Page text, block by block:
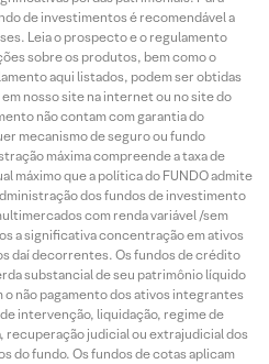
de investimentos é recomendável a
Leia o prospecto e o regulamento
sobre os produtos, bem como o
aqui listados, podem ser obtidas
nosso site na internet ou no site do
não contam com garantia do
mecanismo de seguro ou fundo
máxima compreende a taxa de
máximo que a política do FUNDO admite
dos fundos de investimento
com renda variável /sem
a significativa concentração em ativos
daí decorrentes. Os fundos de crédito
substancial de seu patrimônio líquido
não pagamento dos ativos integrantes
intervenção, liquidação, regime de
recuperação judicial ou extrajudicial dos
do fundo. Os fundos de cotas aplicam